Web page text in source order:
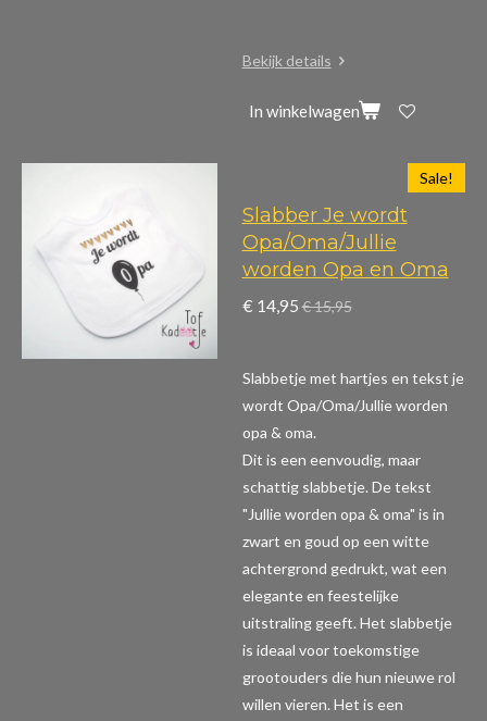
Bekijk details
In winkelwagen
Sale!
Slabber Je wordt
Opa/Oma/Jullie
worden Opa en Oma
€ 14,95 € 15,95
Slabbetje met hartjes en tekst je
wordt Opa/Oma/Jullie worden
opa & oma.
Dit is een eenvoudig, maar
schattig slabbetje. De tekst
"Jullie worden opa & oma" is in
zwart en goud op een witte
achtergrond gedrukt, wat een
elegante en feestelijke
uitstraling geeft. Het slabbetje
is ideaal voor toekomstige
grootouders die hun nieuwe rol
willen vieren. Het is een